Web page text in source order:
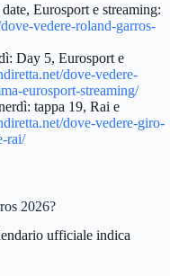
Eurosport e streaming:
vedere-roland-garros-
Day 5, Eurosport e
dove-vedere-
eurosport-streaming/
tappa 19, Rai e
dove-vedere-giro-
rai/
2026?
ufficiale indica